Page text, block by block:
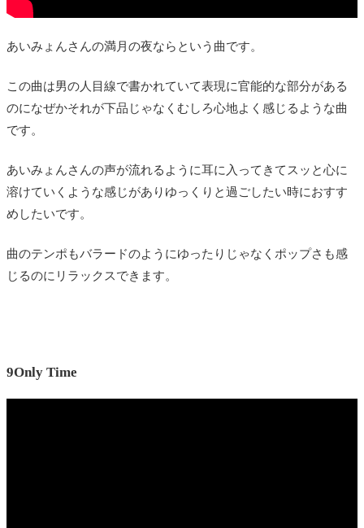
あいみょんさんの満月の夜ならという曲です。
この曲は男の人目線で書かれていて表現に官能的な部分がある
のになぜかそれが下品じゃなくむしろ心地よく感じるような曲
です。
あいみょんさんの声が流れるように耳に入ってきてスッと心に
溶けていくような感じがありゆっくりと過ごしたい時におすす
めしたいです。
曲のテンポもバラードのようにゆったりじゃなくポップさも感
じるのにリラックスできます。
9Only Time